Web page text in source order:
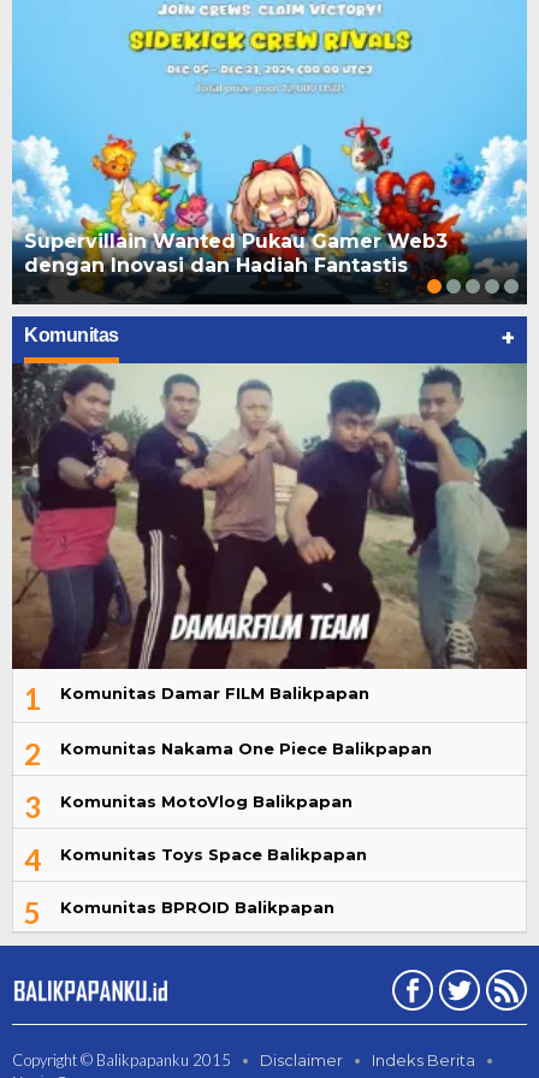
Supervillain Wanted Pukau Gamer Web3
dengan Inovasi dan Hadiah Fantastis
Komunitas +
1 Komunitas Damar FILM Balikpapan
2 Komunitas Nakama One Piece Balikpapan
3 Komunitas MotoVlog Balikpapan
4 Komunitas Toys Space Balikpapan
5 Komunitas BPROID Balikpapan
Copyright © Balikpapanku 2015 Disclaimer
Indeks Berita